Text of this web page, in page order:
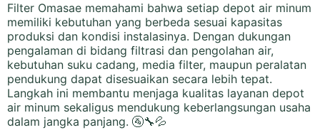
Filter Omasae memahami bahwa setiap depot air minum
memiliki kebutuhan yang berbeda sesuai kapasitas
produksi dan kondisi instalasinya. Dengan dukungan
pengalaman di bidang filtrasi dan pengolahan air,
kebutuhan suku cadang, media filter, maupun peralatan
pendukung dapat disesuaikan secara lebih tepat.
Langkah ini membantu menjaga kualitas layanan depot
air minum sekaligus mendukung keberlangsungan usaha
dalam jangka panjang. 🚰🔧💦